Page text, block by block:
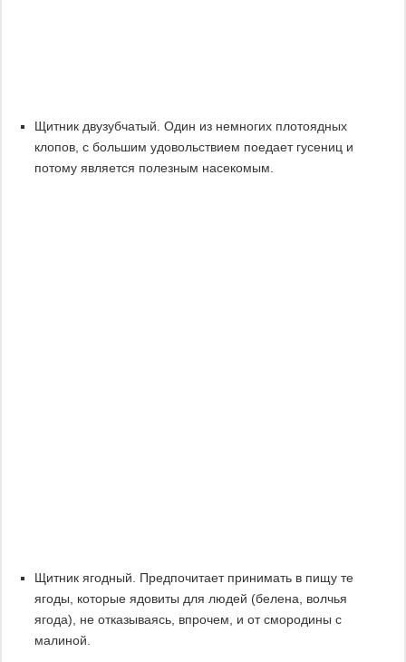
Щитник двузубчатый. Один из немногих плотоядных
клопов, с большим удовольствием поедает гусениц и
потому является полезным насекомым.
Щитник ягодный. Предпочитает принимать в пищу те
ягоды, которые ядовиты для людей (белена, волчья
ягода), не отказываясь, впрочем, и от смородины с
малиной.